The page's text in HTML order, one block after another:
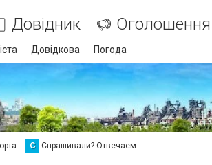
Довідник Оголошення
Довідкова Погода
С Спрашивали? Отвечаем